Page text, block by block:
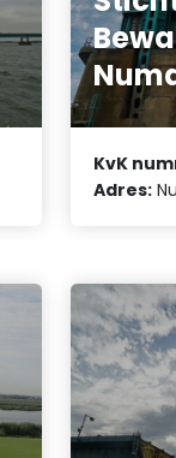
KvK
Adres: